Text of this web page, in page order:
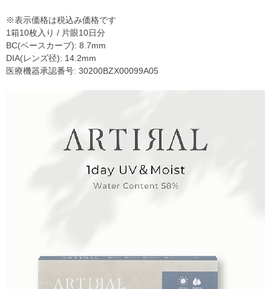
※表示価格は税込み価格です
1箱10枚入り / 片眼10日分
BC(ベースカーブ): 8.7mm
DIA(レンズ径): 14.2mm
医療機器承認番号: 30200BZX00099A05